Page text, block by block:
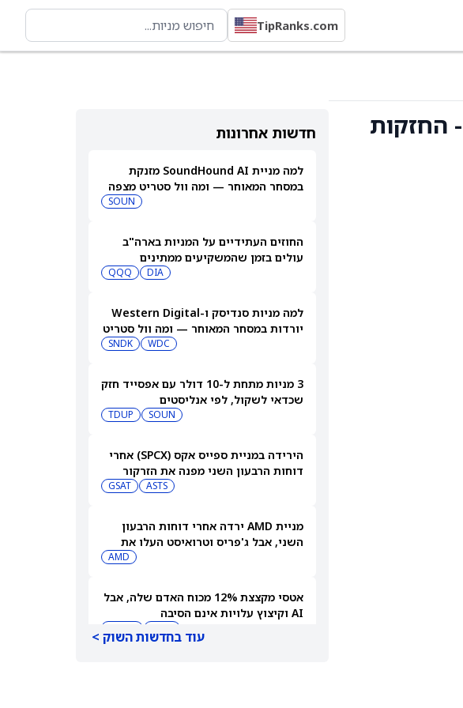
TipRanks.com
חדשות אחרונות
למה מניית SoundHound AI מזנקת
במסחר המאוחר — ומה וול סטריט מצפה
SOUN
החוזים העתידיים על המניות בארה"ב
עולים בזמן שהמשקיעים ממתינים
DIA
QQQ
למה מניות סנדיסק ו-Western Digital
יורדות במסחר המאוחר — ומה וול סטריט
WDC
SNDK
3 מניות מתחת ל-10 דולר עם אפסייד חזק
שכדאי לשקול, לפי אנליסטים
SOUN
TDUP
הירידה במניית ספייס אקס (SPCX) אחרי
דוחות הרבעון השני מפנה את הזרקור
לקרנות סל חלל עם חשיפה גבוהה
ASTS
GSAT
מניית AMD ירדה אחרי דוחות הרבעון
השני, אבל ג'פריס וטרואיסט העלו את
AMD
אטסי מקצצת 12% מכוח האדם שלה, אבל
AI וקיצוץ עלויות אינם הסיבה
עוד בחדשות השוק >